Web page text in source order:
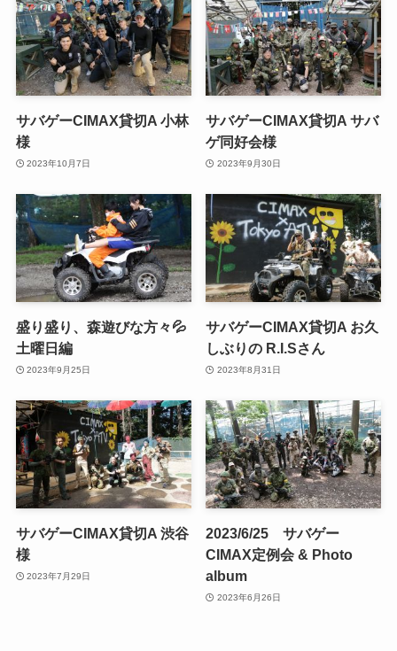
サバゲーCIMAX貸切A 小林
様
2023年10月7日
サバゲーCIMAX貸切A サバ
ゲ同好会様
2023年9月30日
盛り盛り、森遊びな方々💦
土曜日編
2023年9月25日
サバゲーCIMAX貸切A お久
しぶりの R.I.Sさん
2023年8月31日
サバゲーCIMAX貸切A 渋谷
様
2023年7月29日
2023/6/25 サバゲー
CIMAX定例会 & Photo
album
2023年6月26日